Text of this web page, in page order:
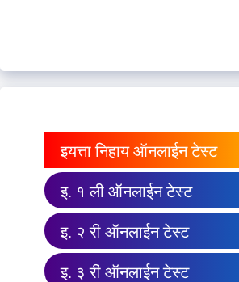
इयत्ता निहाय ऑनलाईन टेस्ट
इ. १ ली ऑनलाईन टेस्ट
इ. २ री ऑनलाईन टेस्ट
इ. ३ री ऑनलाईन टेस्ट